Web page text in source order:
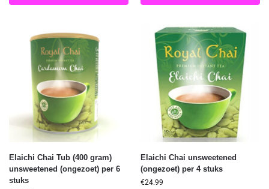
Elaichi Chai Tub (400 gram)
unsweetened (ongezoet) per 6
stuks
Elaichi Chai unsweetened
(ongezoet) per 4 stuks
€24.99